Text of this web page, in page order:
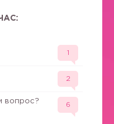
1
2
вопрос?
6